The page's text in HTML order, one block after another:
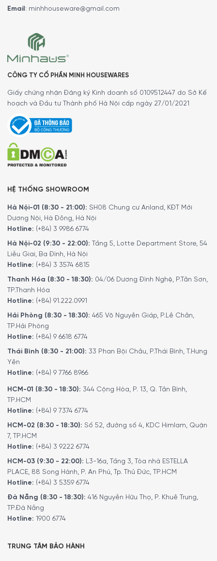
website.
Minh House
sẽ gọi lại để xác nhận đơn hàng với
MINH HOUSE CAM KẾT:
Bảo hành bằng thẻ bảo hành chính hãng từ công ty
Hàng đúng nguồn gốc, chính hãng, nhập khẩu Đức & EU
Ngoài ra quý khách có thể tham khảo thêm các dòng sản
phẩm khác tại đây
5/5 - (2 bình chọn)
Email: minhhouseware@gmail.com
CÔNG TY CỔ PHẦN MINH HOUSEWARES
Giấy chứng nhận Đăng ký Kinh doanh số 0109512447 do Sở Kế
hoạch và Đầu tư Thành phố Hà Nội cấp ngày 27/01/2021
HỆ THỐNG SHOWROOM
Hà Nội-01 (8:30 - 21:00): SH08 Chung cư Anland, KĐT Mới
Dương Nội, Hà Đông, Hà Nội
Hotline: (+84) 3 9986 6774
Hà Nội-02 (9:30 - 22:00): Tầng 5, Lotte Department Store, 54
Liễu Giai, Ba Đình, Hà Nội
Hotline: (+84) 3 3574 6815
Thanh Hóa (8:30 - 18:30): 04/06 Dương Đình Nghệ, P.Tân Sơn,
TP.Thanh Hóa
Hotline: (+84) 91.222.0991
Hải Phòng (8:30 - 18:30): 465 Võ Nguyên Giáp, P.Lê Chân,
TP.Hải Phòng
Hotline: (+84) 9 6618 6774
Thái Bình (8:30 - 21:00): 33 Phan Bội Châu, P.Thái Bình, T.Hưng
Yên
Hotline: (+84) 9 7766 8966
HCM-01 (8:30 - 18:30): 344 Cộng Hòa, P. 13, Q. Tân Bình,
TP.HCM
Hotline: (+84) 9 7374 6774
HCM-02 (8:30 - 18:30): Số 52, đường số 4, KDC Himlam, Quận
7, TP.HCM
Hotline: (+84) 3 9222 6774
HCM-03 (9:30 - 22:00): L3-16a, Tầng 3, Tòa nhà ESTELLA
PLACE, 88 Song Hành, P. An Phú, Tp. Thủ Đức, TP.HCM
Hotline: (+84) 3 5359 6774
Đà Nẵng (8:30 - 18:30): 416 Nguyễn Hữu Thọ, P. Khuê Trung,
TP.Đà Nẵng
Hotline: 1900 6774
TRUNG TÂM BẢO HÀNH